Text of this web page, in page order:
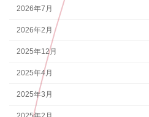
2026年7月
2026年2月
2025年12月
2025年4月
2025年3月